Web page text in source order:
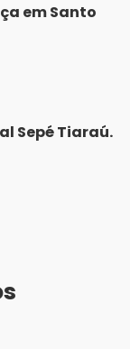
em Santo
Sepé Tiaraú.